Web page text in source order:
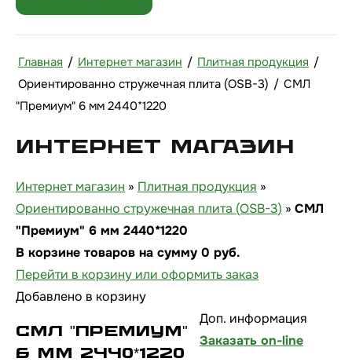
Главная / Интернет магазин / Плитная продукция /
Ориентированно стружечная плита (OSB-3) / СМЛ
"Премиум" 6 мм 2440*1220
Интернет магазин
Интернет магазин » Плитная продукция »
Ориентированно стружечная плита (OSB-3) » СМЛ
"Премиум" 6 мм 2440*1220
В корзине товаров на сумму 0 руб.
Перейти в корзину или оформить заказ
Добавлено в корзину
СМЛ "Премиум"
6 мм 2440*1220
Доп. информация
Заказать on-line